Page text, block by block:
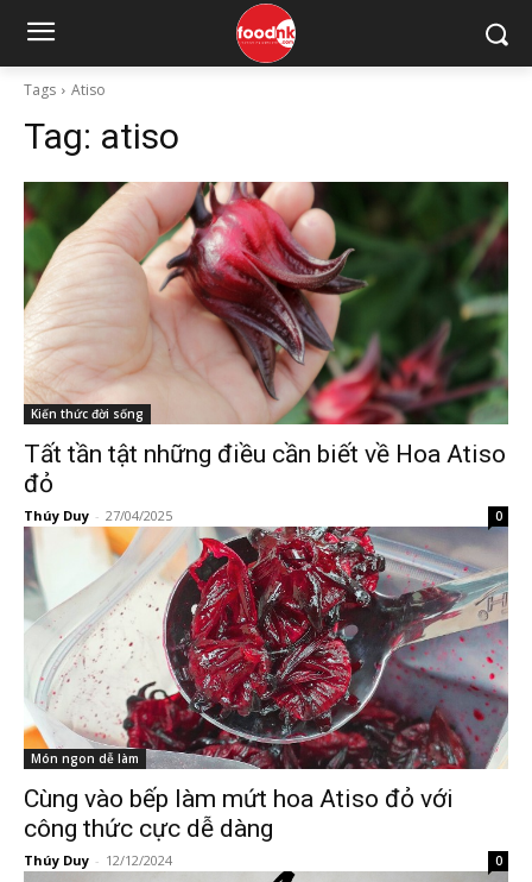
Tags Atiso
Tag: atiso
Kiến thức đời sống
Tất tần tật những điều cần biết về Hoa Atiso
đỏ
Thúy Duy - 27/04/2025 0
Món ngon dễ làm
Cùng vào bếp làm mứt hoa Atiso đỏ với
công thức cực dễ dàng
Thúy Duy - 12/12/2024 0